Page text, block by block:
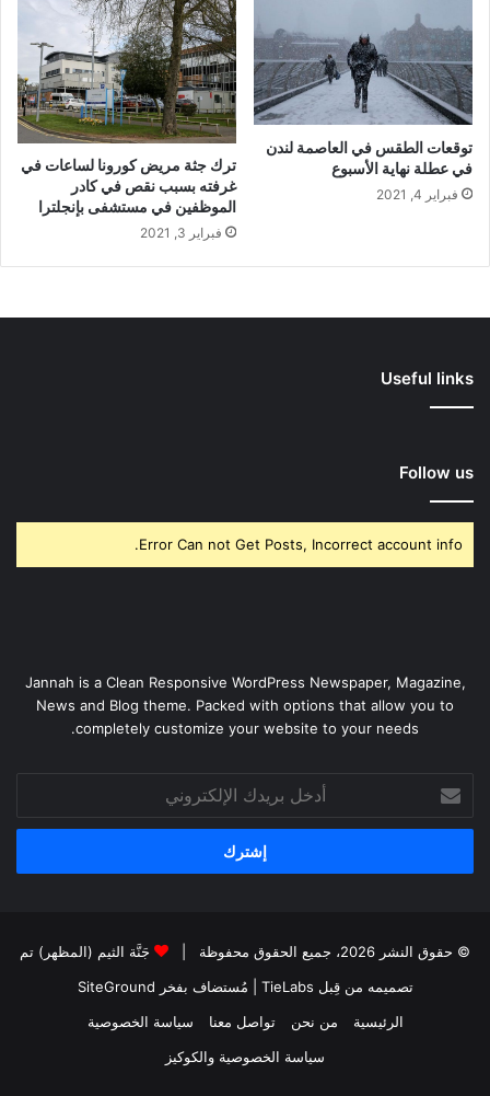
توقعات الطقس في العاصمة لندن
في عطلة نهاية الأسبوع
فبراير 4, 2021
ترك جثة مريض كورونا لساعات في
غرفته بسبب نقص في كادر
الموظفين في مستشفى بإنجلترا
فبراير 3, 2021
Useful links
Follow us
Error Can not Get Posts, Incorrect account info.
Jannah is a Clean Responsive WordPress Newspaper, Magazine,
News and Blog theme. Packed with options that allow you to
completely customize your website to your needs.
بريدك
الإلكتروني
© حقوق النشر 2026، جميع الحقوق محفوظة |
جَنَّة الثيم (المظهر) تم
تصميمه من قِبل TieLabs
| مُستضاف بفخر SiteGround
الرئيسية
من نحن تواصل معنا
سياسة الخصوصية
سياسة الخصوصية والكوكيز